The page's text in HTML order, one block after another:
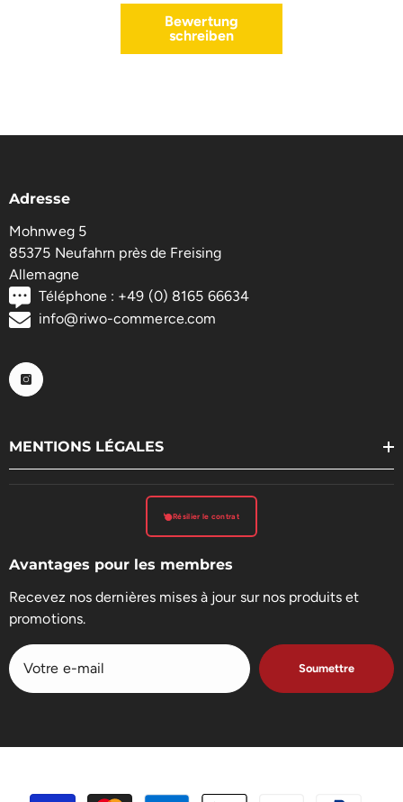
Bewertung
schreiben
Adresse
Mohnweg 5
85375 Neufahrn près de Freising
Allemagne
Téléphone : +49 (0) 8165 66634
info@riwo-commerce.com
MENTIONS LÉGALES
Résilier le contrat
Avantages pour les membres
Recevez nos dernières mises à jour sur nos produits et
promotions.
Soumettre